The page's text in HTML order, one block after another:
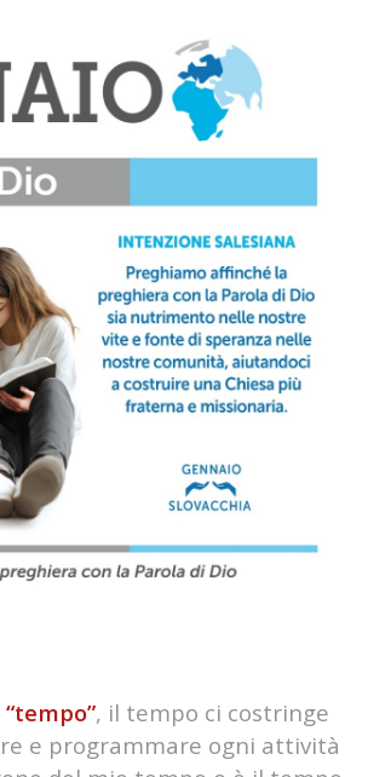
, il tempo ci costringe
e programmare ogni attività